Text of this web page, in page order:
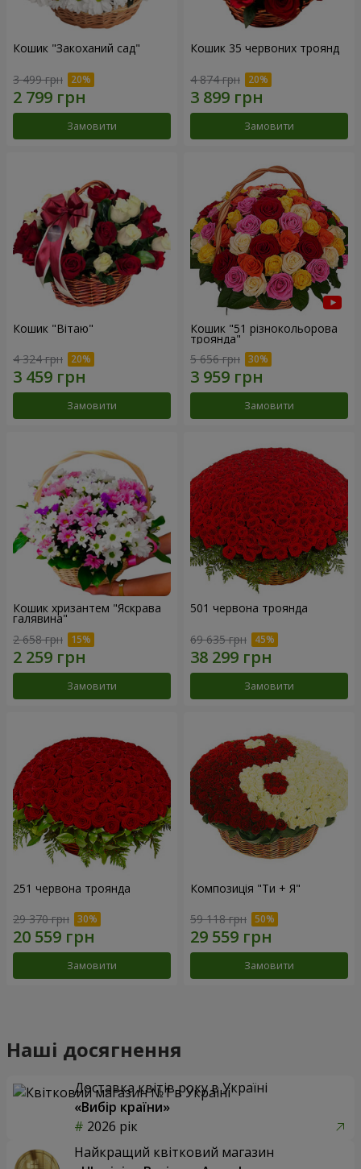
Кошик "Закоханий сад"
3 499 грн
Замовити
Кошик 35 червоних троянд
4 874 грн
Замовити
Кошик "Вітаю"
4 324 грн
Замовити
Кошик "51 різнокольорова
троянда"
5 656 грн
Замовити
Кошик хризантем "Яскрава
галявина"
2 658 грн
Замовити
501 червона троянда
69 635 грн
Замовити
251 червона троянда
29 370 грн
Замовити
Композиція "Ти + Я"
59 118 грн
Замовити
Наші досягнення
Доставка квітів року в Україні
«Вибір країни»
2026 рік
Найкращий квітковий магазин